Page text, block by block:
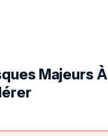
Majeurs À